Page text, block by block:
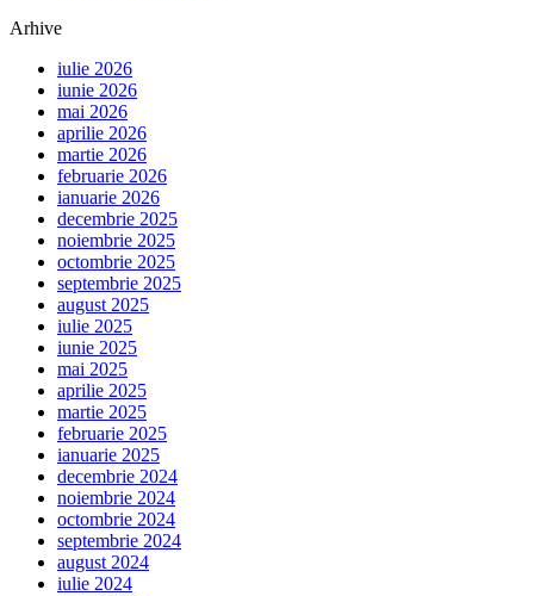
Arhive
iulie 2026
iunie 2026
mai 2026
aprilie 2026
martie 2026
februarie 2026
ianuarie 2026
decembrie 2025
noiembrie 2025
octombrie 2025
septembrie 2025
august 2025
iulie 2025
iunie 2025
mai 2025
aprilie 2025
martie 2025
februarie 2025
ianuarie 2025
decembrie 2024
noiembrie 2024
octombrie 2024
septembrie 2024
august 2024
iulie 2024